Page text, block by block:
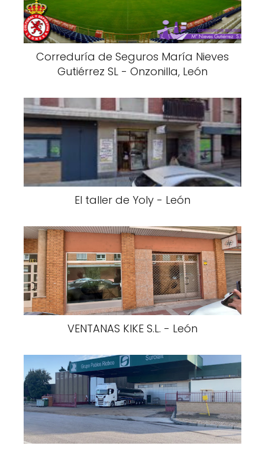
Correduría de Seguros María Nieves
Gutiérrez SL - Onzonilla, León
El taller de Yoly - León
VENTANAS KIKE S.L. - León